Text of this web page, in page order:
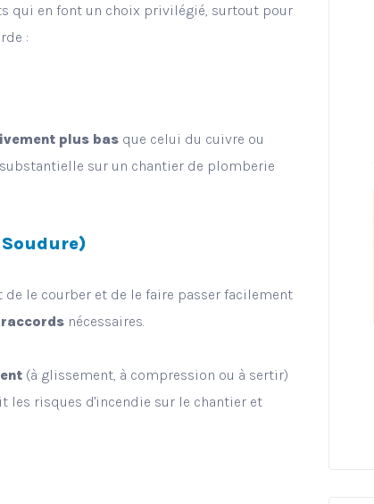
qui en font un choix privilégié, surtout pour
:
plus bas que celui du cuivre ou
sur un chantier de plomberie
de le courber et de le faire passer facilement
raccords nécessaires.
(à glissement, à compression ou à sertir)
les risques d'incendie sur le chantier et